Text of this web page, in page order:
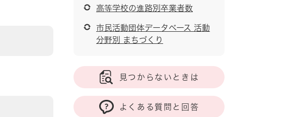
高等学校の進路別卒業者数
市民活動団体データベース 活動
分野別 まちづくり
見つからないときは
よくある質問と回答